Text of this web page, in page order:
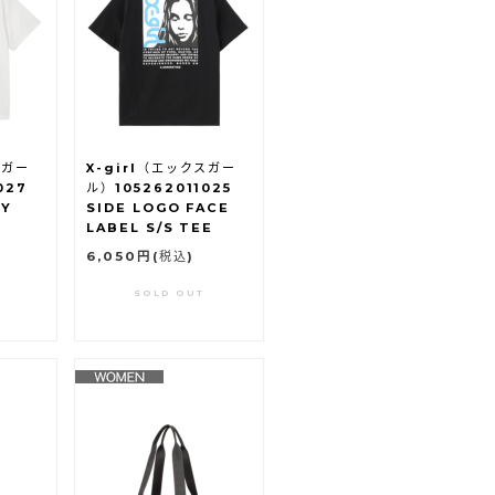
ー
X-girl（エックスガー
ル）105262011025
SIDE LOGO FACE
LABEL S/S TEE
6,050円 (税込)
SOLD OUT